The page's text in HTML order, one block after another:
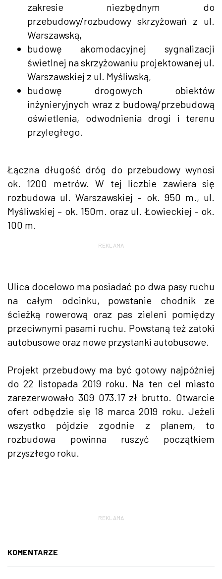
zakresie niezbędnym do
przebudowy/rozbudowy skrzyżowań z ul.
Warszawską,
budowę akomodacyjnej sygnalizacji
świetlnej na skrzyżowaniu projektowanej ul.
Warszawskiej z ul. Myśliwską,
budowę drogowych obiektów
inżynieryjnych wraz z budową/przebudową
oświetlenia, odwodnienia drogi i terenu
przyległego.
Łączna długość dróg do przebudowy wynosi
ok. 1200 metrów. W tej liczbie zawiera się
rozbudowa ul. Warszawskiej – ok. 950 m., ul.
Myśliwskiej – ok. 150m. oraz ul. Łowieckiej – ok.
100 m.
REKLAMA
Ulica docelowo ma posiadać po dwa pasy ruchu
na całym odcinku, powstanie chodnik ze
ścieżką rowerową oraz pas zieleni pomiędzy
przeciwnymi pasami ruchu. Powstaną też zatoki
autobusowe oraz nowe przystanki autobusowe.
Projekt przebudowy ma być gotowy najpóźniej
do 22 listopada 2019 roku. Na ten cel miasto
zarezerwowało 309 073.17 zł brutto. Otwarcie
ofert odbędzie się 18 marca 2019 roku. Jeżeli
wszystko pójdzie zgodnie z planem, to
rozbudowa powinna ruszyć początkiem
przyszłego roku.
REKLAMA
KOMENTARZE